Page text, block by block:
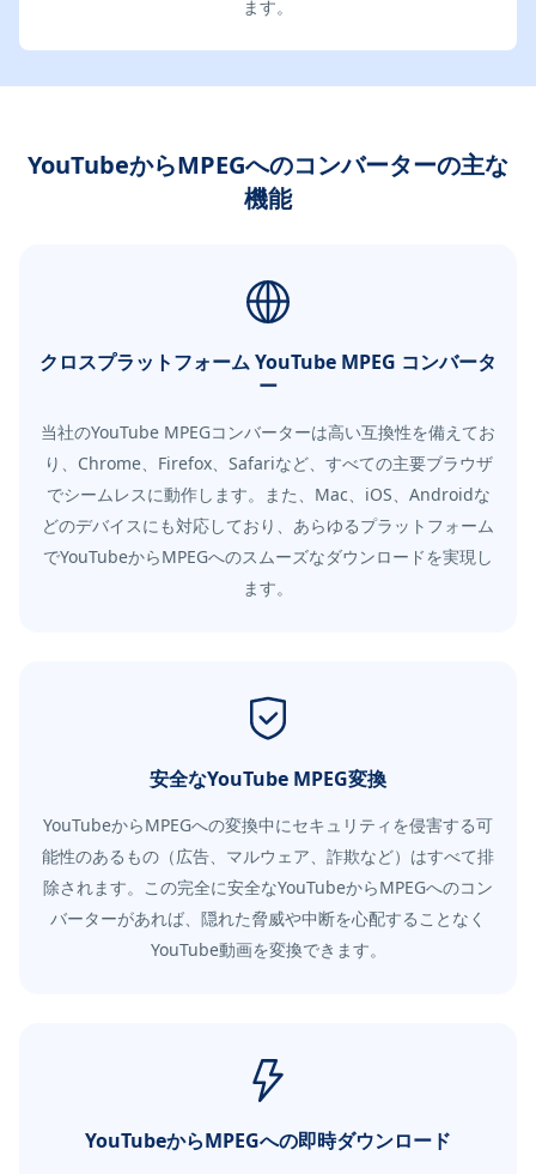
ます。
YouTubeからMPEGへのコンバーターの主な
機能
クロスプラットフォーム YouTube MPEG コンバータ
ー
当社のYouTube MPEGコンバーターは高い互換性を備えてお
り、Chrome、Firefox、Safariなど、すべての主要ブラウザ
でシームレスに動作します。また、Mac、iOS、Androidな
どのデバイスにも対応しており、あらゆるプラットフォーム
でYouTubeからMPEGへのスムーズなダウンロードを実現し
ます。
安全なYouTube MPEG変換
YouTubeからMPEGへの変換中にセキュリティを侵害する可
能性のあるもの（広告、マルウェア、詐欺など）はすべて排
除されます。この完全に安全なYouTubeからMPEGへのコン
バーターがあれば、隠れた脅威や中断を心配することなく
YouTube動画を変換できます。
YouTubeからMPEGへの即時ダウンロード